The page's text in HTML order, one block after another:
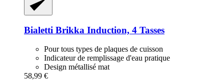
Bialetti Brikka Induction, 4 Tasses
Pour tous types de plaques de cuisson
Indicateur de remplissage d'eau pratique
Design métallisé mat
58,99 €